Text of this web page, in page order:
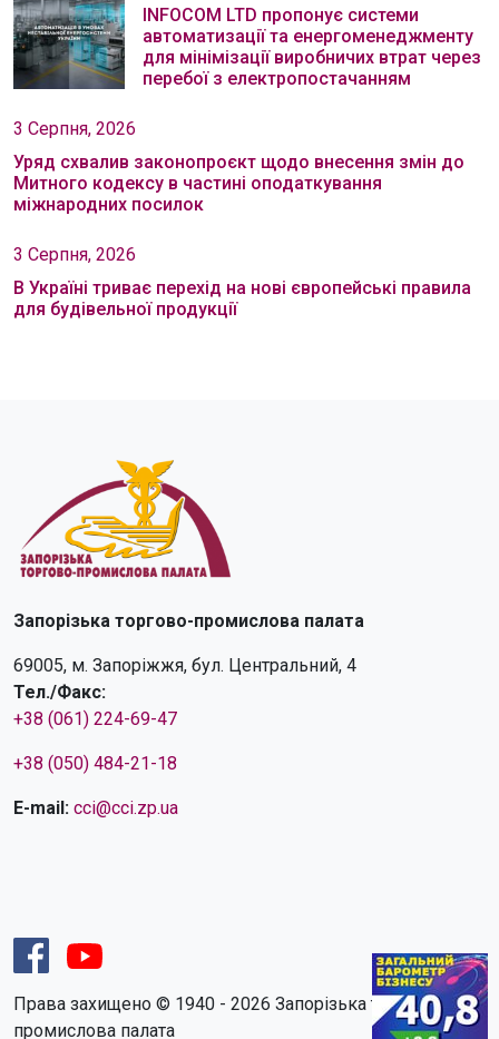
INFOCOM LTD пропонує системи
автоматизації та енергоменеджменту
для мінімізації виробничих втрат через
перебої з електропостачанням
3 Серпня, 2026
Уряд схвалив законопроєкт щодо внесення змін до
Митного кодексу в частині оподаткування
міжнародних посилок
3 Серпня, 2026
В Україні триває перехід на нові європейські правила
для будівельної продукції
Запорізька торгово-промислова палата
69005, м. Запоріжжя, бул. Центральний, 4
Тел./Факс:
+38 (061) 224-69-47
+38 (050) 484-21-18
E-mail: cci@cci.zp.ua
Права захищено © 1940 - 2026 Запорізька торгово-
промислова палата